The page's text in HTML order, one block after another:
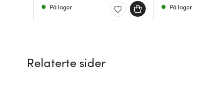
På lager På lager
Relaterte sider